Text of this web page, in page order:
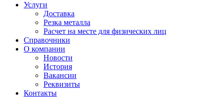
Услуги
Доставка
Резка металла
Расчет на месте для физических лиц
Справочники
О компании
Новости
История
Вакансии
Реквизиты
Контакты